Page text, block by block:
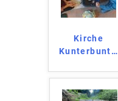
Kirche
Kunterbunt…